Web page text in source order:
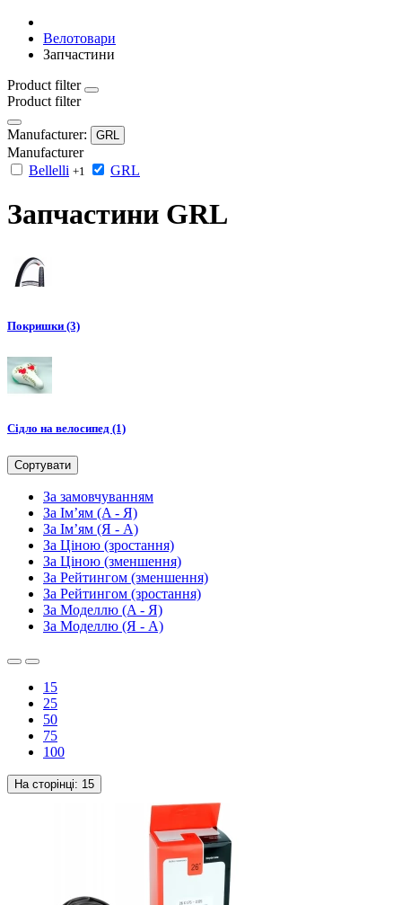
Велотовари
Запчастини
Product filter
Product filter
Manufacturer: GRL
Manufacturer
Bellelli +1 GRL
Запчастини GRL
Покришки (3)
Сідло на велосипед (1)
Сортувати
За замовчуванням
За Ім’ям (A - Я)
За Ім’ям (Я - A)
За Ціною (зростання)
За Ціною (зменшення)
За Рейтингом (зменшення)
За Рейтингом (зростання)
За Моделлю (A - Я)
За Моделлю (Я - A)
15
25
50
75
100
На сторінці: 15